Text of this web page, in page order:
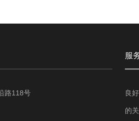
路118号
服
良
的